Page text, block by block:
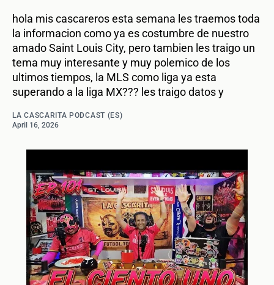
hola mis cascareros esta semana les traemos toda
la informacion como ya es costumbre de nuestro
amado Saint Louis City, pero tambien les traigo un
tema muy interesante y muy polemico de los
ultimos tiempos, la MLS como liga ya esta
superando a la liga MX??? les traigo datos y
LA CASCARITA PODCAST (ES)
April 16, 2026